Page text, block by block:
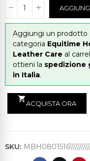
Aggiungi un prodotto
categoria Equitime
Leather Care al
ottieni la spedizione
in Italia.
shopping_cart
ACQUISTA ORA
SKU: